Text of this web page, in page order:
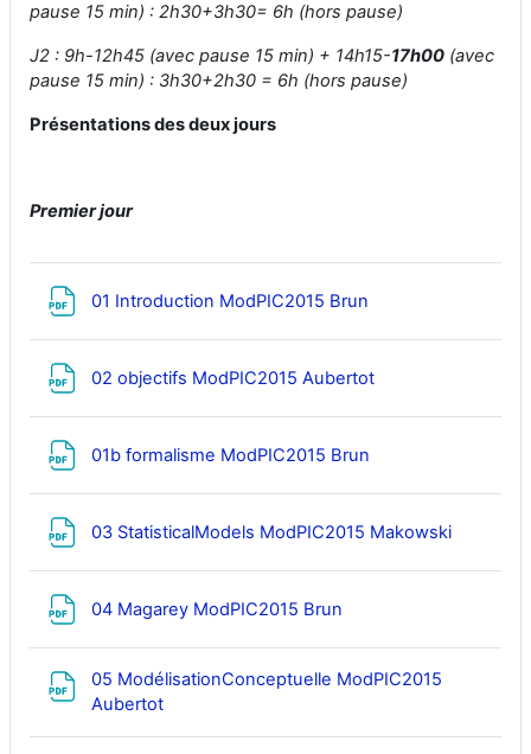
pause 15 min) : 2h30+3h30= 6h (hors pause)
J2 : 9h-12h45 (avec pause 15 min) + 14h15-17h00 (avec
pause 15 min) : 3h30+2h30 = 6h (hors pause)
Présentations des deux jours
Premier jour
01 Introduction ModPIC2015 Brun
02 objectifs ModPIC2015 Aubertot
01b formalisme ModPIC2015 Brun
03 StatisticalModels ModPIC2015 Makowski
04 Magarey ModPIC2015 Brun
05 ModélisationConceptuelle ModPIC2015
Aubertot